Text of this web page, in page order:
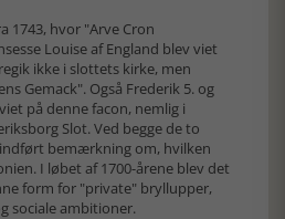
1743, hvor "Arve Cron
Louise af England blev viet
ikke i slottets kirke, men
Gemack". Også Frederik 5. og
på denne facon, nemlig i
Slot. Ved begge de to
bemærkning om, hvilken
I løbet af 1700-årene blev det
form for "private" bryllupper,
sociale ambitioner.